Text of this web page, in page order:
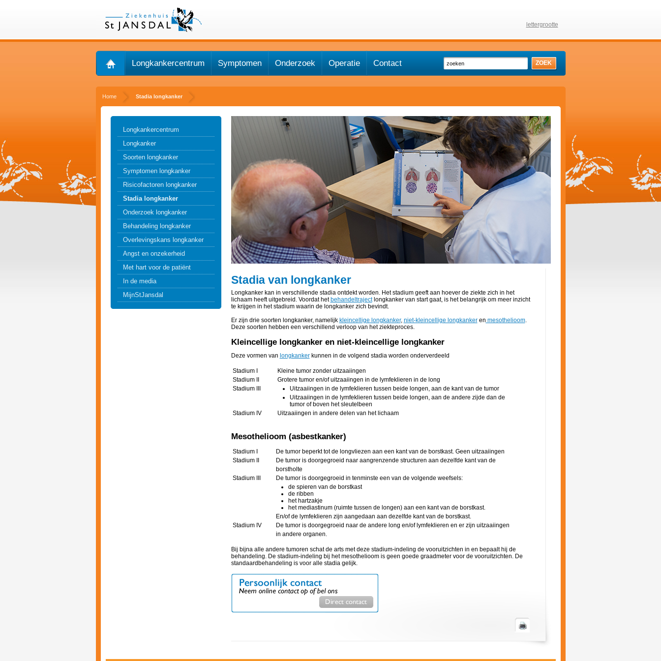
lettergrootte
Longkankercentrum Symptomen Onderzoek Operatie Contact ZOEK
Home Stadia longkanker
Longkankercentrum
Longkanker
Soorten longkanker
Symptomen longkanker
Risicofactoren longkanker
Stadia longkanker
Onderzoek longkanker
Behandeling longkanker
Overlevingskans longkanker
Angst en onzekerheid
Met hart voor de patiënt
In de media
MijnStJansdal
Stadia van longkanker
Longkanker kan in verschillende stadia ontdekt worden. Het stadium geeft aan hoever de ziekte zich in het
lichaam heeft uitgebreid. Voordat het behandeltrajectlongkanker van start gaat, is het belangrijk om meer inzicht
te krijgen in het stadium waarin de longkanker zich bevindt.
Er zijn drie soorten longkanker, namelijk kleincellige longkanker, niet-kleincellige longkankeren mesothelioom.
Deze soorten hebben een verschillend verloop van het ziekteproces.
Kleincellige longkanker en niet-kleincellige longkanker
Deze vormen van longkankerkunnen in de volgend stadia worden onderverdeeld
Stadium I
Kleine tumor zonder uitzaaiingen
Stadium II
Grotere tumor en/of uitzaaiingen in de lymfeklieren in de long
Stadium III
Uitzaaiingen in de lymfeklieren tussen beide longen, aan de kant van de tumor
Uitzaaiingen in de lymfeklieren tussen beide longen, aan de andere zijde dan de
tumor of boven het sleutelbeen
Stadium IV
Uitzaaiingen in andere delen van het lichaam
Mesothelioom (asbestkanker)
Stadium I
De tumor beperkt tot de longvliezen aan een kant van de borstkast. Geen uitzaaiingen
Stadium II
De tumor is doorgegroeid naar aangrenzende structuren aan dezelfde kant van de
borstholte
Stadium III
De tumor is doorgegroeid in tenminste een van de volgende weefsels:
de spieren van de borstkast
de ribben
het hartzakje
het mediastinum (ruimte tussen de longen) aan een kant van de borstkast.
En/of de lymfeklieren zijn aangedaan aan dezelfde kant van de borstkast.
Stadium IV
De tumor is doorgegroeid naar de andere long en/of lymfeklieren en er zijn uitzaaiingen
in andere organen.
Bij bijna alle andere tumoren schat de arts met deze stadium-indeling de vooruitzichten in en bepaalt hij de
behandeling. De stadium-indeling bij het mesothelioom is geen goede graadmeter voor de vooruitzichten. De
standaardbehandeling is voor alle stadia gelijk.